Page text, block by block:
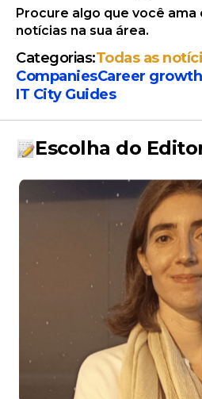
Procure algo que você ama
notícias na sua área.
Categorias:Todas as
CompaniesСareer growth
IT City Guides
Escolha do